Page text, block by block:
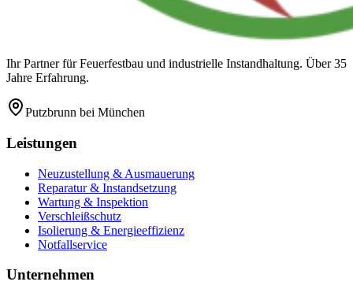
Ihr Partner für Feuerfestbau und industrielle Instandhaltung. Über 35
Jahre Erfahrung.
Putzbrunn bei München
Leistungen
Neuzustellung & Ausmauerung
Reparatur & Instandsetzung
Wartung & Inspektion
Verschleißschutz
Isolierung & Energieeffizienz
Notfallservice
Unternehmen